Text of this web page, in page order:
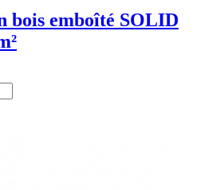
bois emboîté SOLID